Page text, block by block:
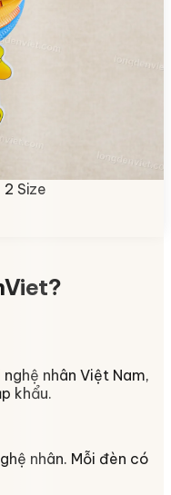
Size
?
nhân Việt Nam,
khẩu.
nhân. Mỗi đèn có